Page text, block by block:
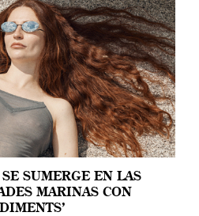
SUMERGE EN LAS
MARINAS CON